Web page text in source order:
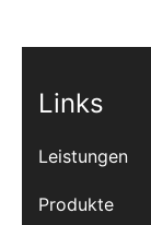
Links
Leistungen
Produkte